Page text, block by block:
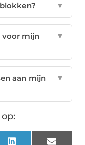
▼
voor mijn
▼
aan mijn
▼